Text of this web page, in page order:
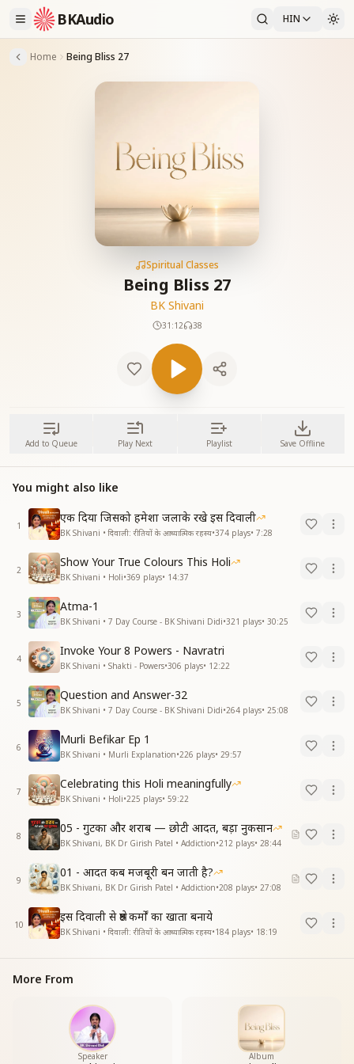
BKAudio HIN
Home Being Bliss 27
Spiritual Classes
Being Bliss 27
BK Shivani
31:12 38
Add to Queue Play Next Playlist Save Offline
You might also like
1
एक दिया जिसको हमेशा जलाके रखे इस दिवाली
BK Shivani • दिवाली: रीतियों के आध्यात्मिक रहस्य•374 plays• 7:28
2
Show Your True Colours This Holi
BK Shivani • Holi•369 plays• 14:37
3
Atma-1
BK Shivani • 7 Day Course - BK Shivani Didi•321 plays• 30:25
4
Invoke Your 8 Powers - Navratri
BK Shivani • Shakti - Powers•306 plays• 12:22
5
Question and Answer-32
BK Shivani • 7 Day Course - BK Shivani Didi•264 plays• 25:08
6
Murli Befikar Ep 1
BK Shivani • Murli Explanation•226 plays• 29:57
7
Celebrating this Holi meaningfully
BK Shivani • Holi•225 plays• 59:22
8
05 - गुटका और शराब — छोटी आदत, बड़ा नुकसान
BK Shivani, BK Dr Girish Patel • Addiction•212 plays• 28:44
9
01 - आदत कब मजबूरी बन जाती है?
BK Shivani, BK Dr Girish Patel • Addiction•208 plays• 27:08
10
इस दिवाली से श्रेष्ठ कर्मों का खाता बनाये
BK Shivani • दिवाली: रीतियों के आध्यात्मिक रहस्य•184 plays• 18:19
More From
Speaker Album